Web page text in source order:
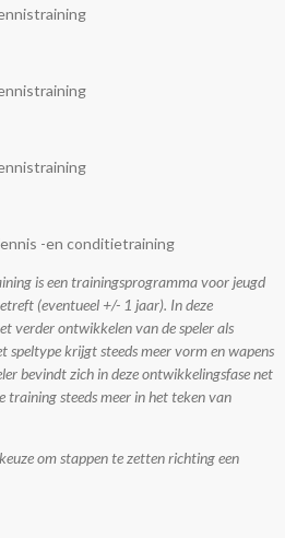
-en conditietraining
is een trainingsprogramma voor jeugd
(eventueel +/- 1 jaar). In deze
verder ontwikkelen van de speler als
speltype krijgt steeds meer vorm en wapens
bevindt zich in deze ontwikkelingsfase net
training steeds meer in het teken van
om stappen te zetten richting een